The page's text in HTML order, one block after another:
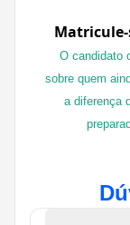
O candidato
sobre quem
a diferença